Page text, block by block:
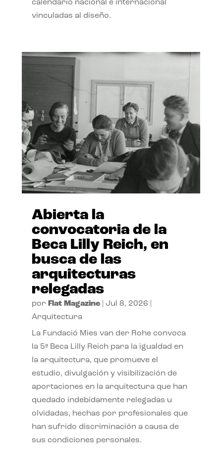
calendario nacional e internacional
vinculadas al diseño.
Abierta la
convocatoria de la
Beca Lilly Reich, en
busca de las
arquitecturas
relegadas
por Flat Magazine| Jul 8, 2026
Arquitectura
La Fundació Mies van der Rohe convoca
la 5ª Beca Lilly Reich para la igualdad en
la arquitectura, que promueve el
estudio, divulgación y visibilización de
aportaciones en la arquitectura que han
quedado indebidamente relegadas u
olvidadas, hechas por profesionales que
han sufrido discriminación a causa de
sus condiciones personales.